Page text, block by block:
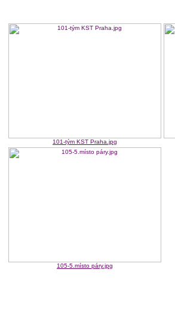
101-tým KST Praha.jpg
105-5.místo páry.jpg